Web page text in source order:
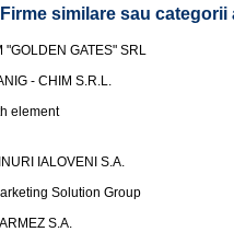
Firme similare sau categorii
"GOLDEN GATES" SRL
- CHIM S.R.L.
element
IALOVENI S.A.
Solution Group
S.A.